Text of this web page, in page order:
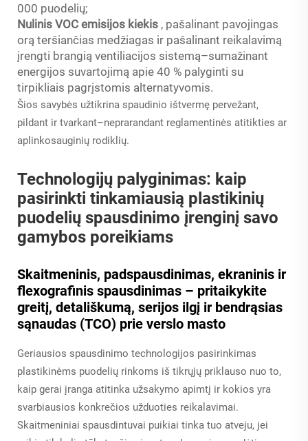
000 puodelių;
Nulinis VOC emisijos kiekis , pašalinant pavojingas
orą teršiančias medžiagas ir pašalinant reikalavimą
įrengti brangią ventiliacijos sistemą–sumažinant
energijos suvartojimą apie 40 % palyginti su
tirpikliais pagrįstomis alternatyvomis.
Šios savybės užtikrina spaudinio ištvermę pervežant,
pildant ir tvarkant–neprarandant reglamentinės atitikties ar
aplinkosauginių rodiklių.
Technologijų palyginimas: kaip
pasirinkti tinkamiausią plastikinių
puodelių spausdinimo įrenginį savo
gamybos poreikiams
Skaitmeninis, padspausdinimas, ekraninis ir
flexografinis spausdinimas – pritaikykite
greitį, detališkumą, serijos ilgį ir bendrąsias
sąnaudas (TCO) prie verslo masto
Geriausios spausdinimo technologijos pasirinkimas
plastikinėms puodelių rinkoms iš tikrųjų priklauso nuo to,
kaip gerai įranga atitinka užsakymo apimtį ir kokios yra
svarbiausios konkrečios užduoties reikalavimai.
Skaitmeniniai spausdintuvai puikiai tinka tuo atveju, jei